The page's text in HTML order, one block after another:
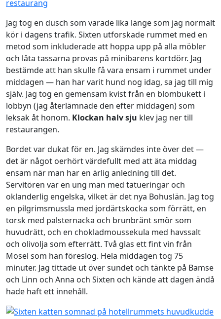
Jag tog en dusch som varade lika länge som jag normalt
kör i dagens trafik. Sixten utforskade rummet med en
metod som inkluderade att hoppa upp på alla möbler
och låta tassarna provas på minibarens kortdörr. Jag
bestämde att han skulle få vara ensam i rummet under
middagen — han har varit hund nog idag, sa jag till mig
själv. Jag tog en gemensam kvist från en blombukett i
lobbyn (jag återlämnade den efter middagen) som
leksak åt honom. Klockan halv sju klev jag ner till
restaurangen.
Bordet var dukat för en. Jag skämdes inte över det —
det är något oerhört värdefullt med att äta middag
ensam när man har en ärlig anledning till det.
Servitören var en ung man med tatueringar och
oklanderlig engelska, vilket är det nya Bohuslän. Jag tog
en pilgrimsmussla med jordärtskocka som förrätt, en
torsk med palsternacka och brunbränt smör som
huvudrätt, och en chokladmoussekula med havssalt
och olivolja som efterrätt. Två glas ett fint vin från
Mosel som han föreslog. Hela middagen tog 75
minuter. Jag tittade ut över sundet och tänkte på Bamse
och Linn och Anna och Sixten och kände att dagen ändå
hade haft ett innehåll.